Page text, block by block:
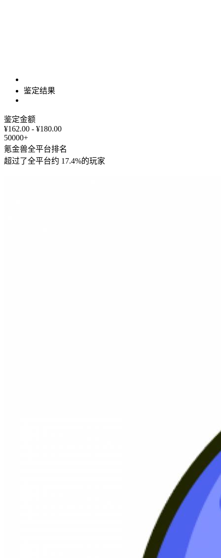
鉴定结果
鉴定金额
¥162.00 - ¥180.00
50000+
氪金兽全平台排名
超过了全平台约 17.4%的玩家